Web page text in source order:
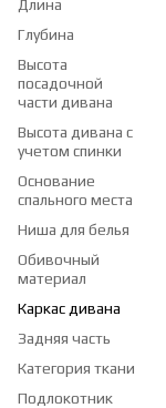
Длина
Глубина
Высота
посадочной
части дивана
Высота дивана с
учетом спинки
Основание
спального места
Ниша для белья
Обивочный
материал
Каркас дивана
Задняя часть
Категория ткани
Подлокотник